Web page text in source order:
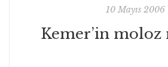
10 Mayıs 2006
Kemer’in moloz